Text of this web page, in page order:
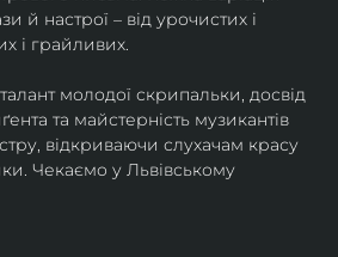
й настрої – від урочистих і
і грайливих.
молодої скрипальки, досвід
та майстерність музикантів
відкриваючи слухачам красу
Чекаємо у Львівському